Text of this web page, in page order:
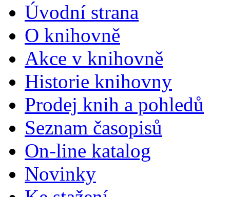
Úvodní strana
O knihovně
Akce v knihovně
Historie knihovny
Prodej knih a pohledů
Seznam časopisů
On-line katalog
Novinky